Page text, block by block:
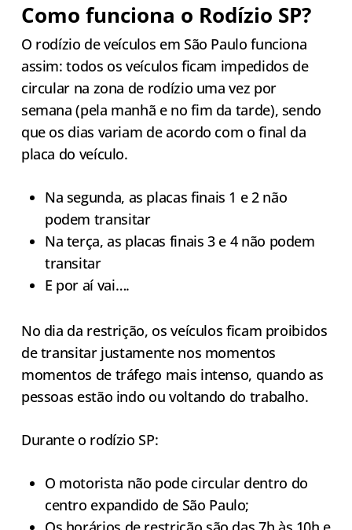
Como funciona o Rodízio SP?
O rodízio de veículos em São Paulo funciona
assim: todos os veículos ficam impedidos de
circular na zona de rodízio uma vez por
semana (pela manhã e no fim da tarde), sendo
que os dias variam de acordo com o final da
placa do veículo.
Na segunda, as placas finais 1 e 2 não
podem transitar
Na terça, as placas finais 3 e 4 não podem
transitar
E por aí vai….
No dia da restrição, os veículos ficam proibidos
de transitar justamente nos momentos
momentos de tráfego mais intenso, quando as
pessoas estão indo ou voltando do trabalho.
Durante o rodízio SP:
O motorista não pode circular dentro do
centro expandido de São Paulo;